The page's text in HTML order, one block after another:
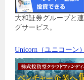
大和証券グループと
グサービス。
Unicorn（ユニコーン）